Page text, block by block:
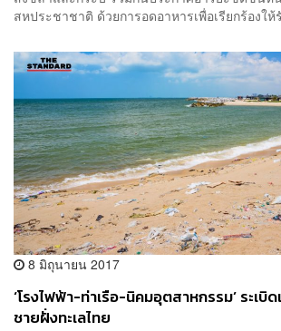
สหประชาชาติ ด้วยการอดอาหารเพื่อเรียกร้องให้
8 มิถุนายน 2017
‘โรงไฟฟ้า-ท่าเรือ-นิคมอุตสาหกรรม’ ระเบิ
ชายฝั่งทะเลไทย